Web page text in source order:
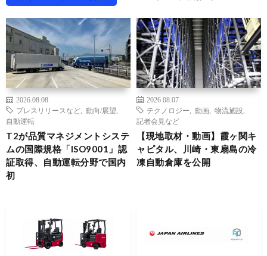
2026.08.08
プレスリリースなど
動向/展望
自動運転
T2が品質マネジメントシステ
ムの国際規格「ISO9001」認
証取得、自動運転分野で国内
初
2026.08.07
テクノロジー
動画 物流施設
記者会見など
【現地取材・動画】霞ヶ関キ
ャピタル、川崎・東扇島の冷
凍自動倉庫を公開